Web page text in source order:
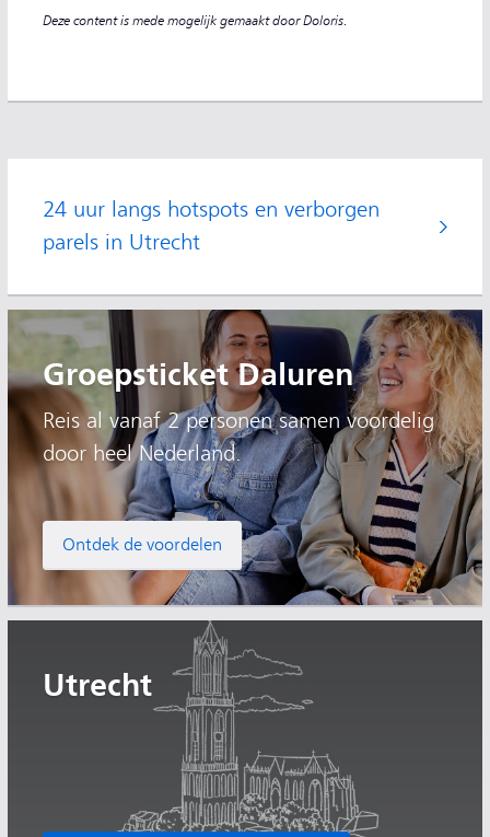
Deze content is mede mogelijk gemaakt door Doloris.
24 uur langs hotspots en verborgen
parels in Utrecht
Groepsticket Daluren
Reis al vanaf 2 personen samen voordelig
door heel Nederland.
Ontdek de voordelen
Utrecht